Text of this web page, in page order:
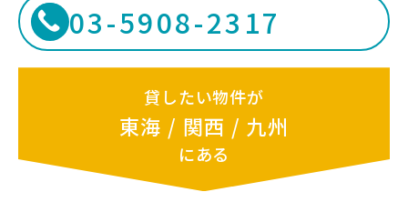
03-5908-2317
貸したい物件が
東海 / 関西 / 九州
にある